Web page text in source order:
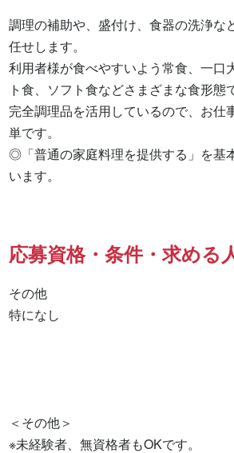
調理の補助や、盛付け、食器の洗浄な
任せします。
利用者様が食べやすいよう常食、一口
ト食、ソフト食などさまざまな食形態
完全調理品を活用しているので、お仕
単です。
◎「普通の家庭料理を提供する」を基
います。
応募資格・条件・求める
その他
特になし
＜その他＞
※未経験者、無資格者もOKです。